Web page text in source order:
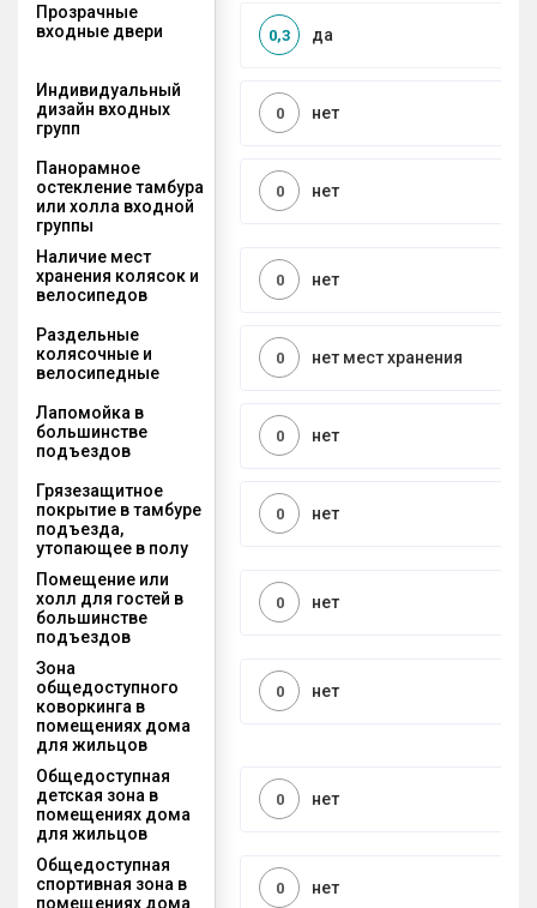
Прозрачные
входные двери
да
0,3
Индивидуальный
дизайн входных
групп
нет
0
Панорамное
остекление тамбура
или холла входной
группы
нет
0
Наличие мест
хранения колясок и
велосипедов
нет
0
Раздельные
колясочные и
велосипедные
нет мест хранения
0
Лапомойка в
большинстве
подъездов
нет
0
Грязезащитное
покрытие в тамбуре
подъезда,
утопающее в полу
нет
0
Помещение или
холл для гостей в
большинстве
подъездов
нет
0
Зона
общедоступного
коворкинга в
помещениях дома
для жильцов
нет
0
Общедоступная
детская зона в
помещениях дома
для жильцов
нет
0
Общедоступная
спортивная зона в
помещениях дома
нет
0